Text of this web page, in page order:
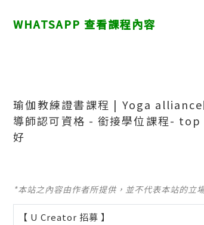
WHATSAPP 查看課程內容
瑜伽教練證書課程 | Yoga
導師認可資格 - 銜接學位課程-
好
*本站之內容由作者所提供，並不代表本站的立
【 U Creator 招募 】